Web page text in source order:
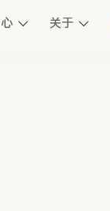
关于